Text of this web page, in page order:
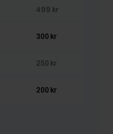
499 kr
300 kr
250 kr
200 kr